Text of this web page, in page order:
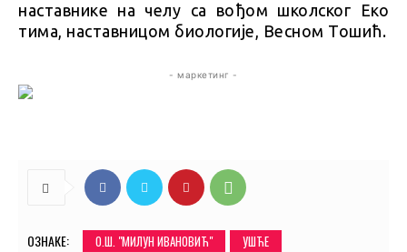
наставнике на челу са вођом школског Еко
тима, наставницом биологије, Весном Тошић.
- маркетинг -
ОЗНАКЕ: O.Ш. "МИЛУН ИВАНОВИЋ" УШЋЕ